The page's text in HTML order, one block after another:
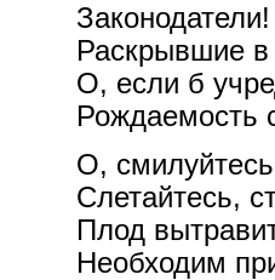
Раскрывшие в
О, если б
Рождаемость
О,
Слетайтесь,
Плод
Необходим